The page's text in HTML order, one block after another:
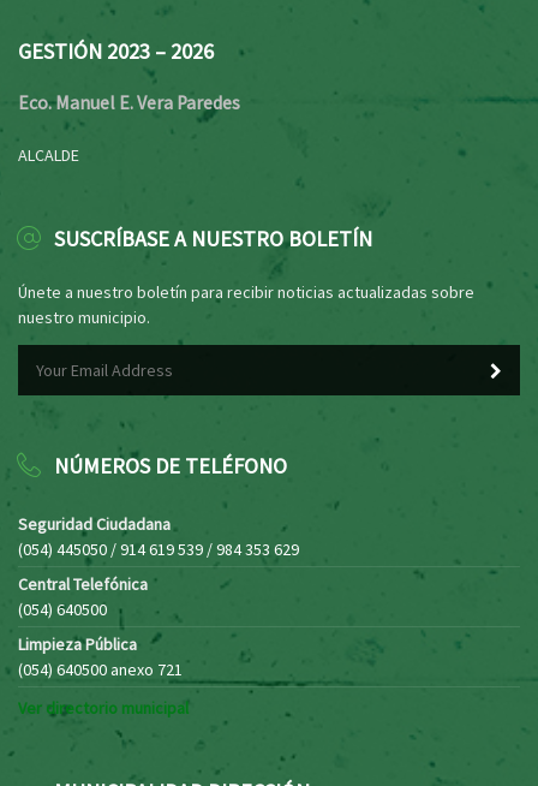
GESTIÓN 2023 – 2026
Eco. Manuel E. Vera Paredes
ALCALDE
SUSCRÍBASE A NUESTRO BOLETÍN
Únete a nuestro boletín para recibir noticias actualizadas sobre
nuestro municipio.
NÚMEROS DE TELÉFONO
Seguridad Ciudadana
(054) 445050 / 914 619 539 / 984 353 629
Central Telefónica
(054) 640500
Limpieza Pública
(054) 640500 anexo 721
Ver directorio municipal